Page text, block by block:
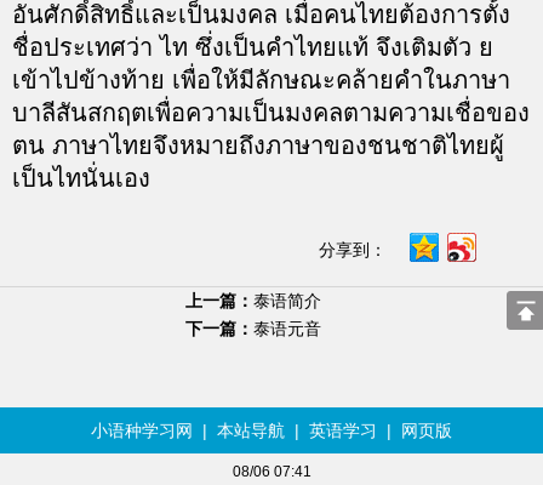
อันศักดิ์สิทธิ์และเป็นมงคล เมื่อคนไทยต้องการตั้ง
ชื่อประเทศว่า ไท ซึ่งเป็นคำไทยแท้ จึงเติมตัว ย
เข้าไปข้างท้าย เพื่อให้มีลักษณะคล้ายคำในภาษา
บาลีสันสกฤตเพื่อความเป็นมงคลตามความเชื่อของ
ตน ภาษาไทยจึงหมายถึงภาษาของชนชาติไทยผู้
เป็นไทนั่นเอง
分享到：
上一篇： 泰语简介
下一篇： 泰语元音
小语种学习网 | 本站导航 | 英语学习 | 网页版
08/06 07:41